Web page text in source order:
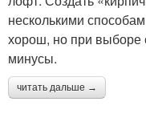
несколькими
хорош, но при выборе
минусы.
читать дальше →